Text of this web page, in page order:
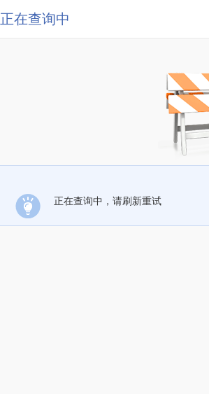
正在查询中
正在查询中，请刷新重试